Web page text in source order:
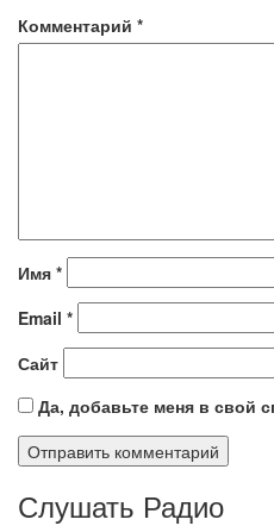
Комментарий *
Имя *
Email *
Сайт
Да, добавьте меня в свой
Слушать Радио